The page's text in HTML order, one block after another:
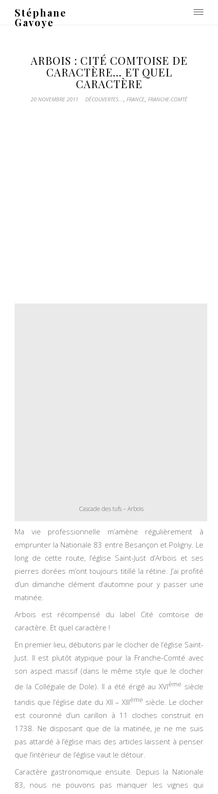
Stéphane
Gavoye
ARBOIS : CITÉ COMTOISE DE
CARACTÈRE… ET QUEL
CARACTÈRE
20 NOVEMBRE 2011 DÉCOUVERTES..., FRANCE, FRANCHE-COMTÉ
Cascade des tufs – Arbois
Ma vie professionnelle m’amène régulièrement à
emprunter la Nationale 83 entre Besançon et Poligny. Le
long de cette route, l’église Saint-Just d’Arbois et ses
pierres dorées m’ont toujours titillé la rétine. J’ai profité
d’un dimanche clément d’automne pour y passer une
matinée.
Arbois est récompensé du label Cité comtoise de
caractère. Et quel caractère !
En premier lieu, débutons par le clocher de l’église Saint-
Just. Il est plutôt atypique pour la Franche-Comté avec
son aspect massif (dans le même style que le clocher
de la Collégiale de Dole). Il a été érigé au XVIème siècle
tandis que l’église date du XII – XIIIème siècle. Le clocher
est couronné d’un carillon à 11 cloches construit en
1738. Ne disposant que de la matinée, je ne me suis
pas attardé à l’église mais des articles laissent à penser
que l’intérieur de l’église vaut le détour.
Caractère gastronomique ensuite. Depuis la Nationale
83, nous ne pouvons pas manquer les vignes qui